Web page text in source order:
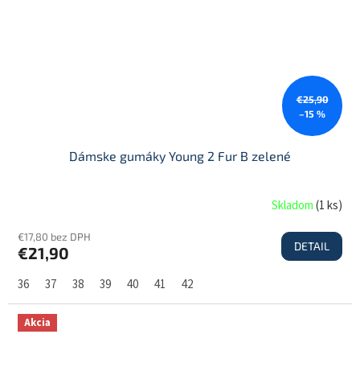
€25,90
–15 %
Dámske gumáky Young 2 Fur B zelené
Skladom(1 ks)
€17,80 bez DPH
€21,90 DETAIL
36 37 38 39 40 41 42
Akcia